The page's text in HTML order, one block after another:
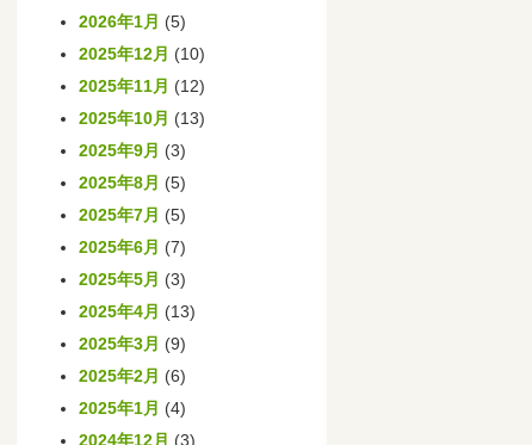
2026年1月 (5)
2025年12月 (10)
2025年11月 (12)
2025年10月 (13)
2025年9月 (3)
2025年8月 (5)
2025年7月 (5)
2025年6月 (7)
2025年5月 (3)
2025年4月 (13)
2025年3月 (9)
2025年2月 (6)
2025年1月 (4)
2024年12月 (3)